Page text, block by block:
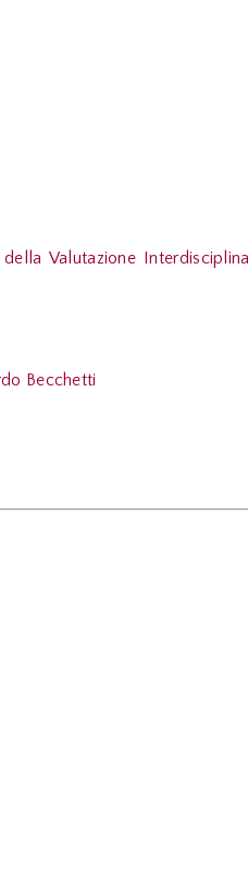
Valutazione
Becchetti